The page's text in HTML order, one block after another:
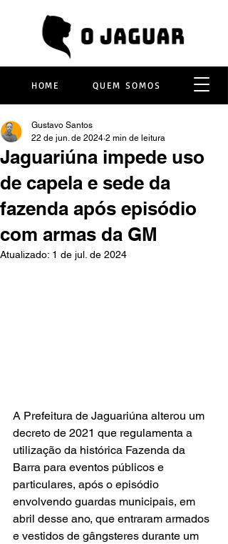
HOME QUEM SOMOS
Jaguariúna impede uso
de capela e sede da
fazenda após episódio
com armas da GM
Gustavo Santos
22 de jun. de 2024 2 min de leitura
Atualizado: 1 de jul. de 2024
A Prefeitura de Jaguariúna alterou um
decreto de 2021 que regulamenta a
utilização da histórica Fazenda da
Barra para eventos públicos e
particulares, após o episódio
envolvendo guardas municipais, em
abril desse ano, que entraram armados
e vestidos de gângsteres durante um